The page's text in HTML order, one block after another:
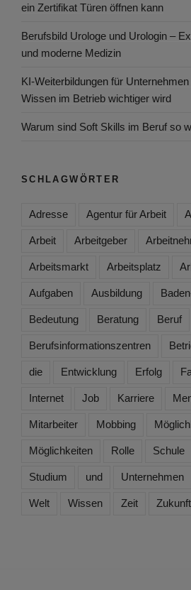
ein Zertifikat Türen öffnen kann
Berufsbild Urologe und Urologin –
und moderne Medizin
KI-Weiterbildungen für
Wissen im Betrieb wichtiger wird
Warum sind Soft Skills im Beruf so
SCHLAGWÖRTER
Adresse Agentur für Arbeit
Arbeit Arbeitgeber
Arbeitsmarkt Arbeitsplatz
Aufgaben Ausbildung
Bedeutung Beratung Beruf
Berufsinformationszentren
die Entwicklung Erfolg
Internet Job Karriere
Mitarbeiter Mobbing
Möglichkeiten Rolle Schule
Studium und Unternehmen
Welt Wissen Zeit Zukunft